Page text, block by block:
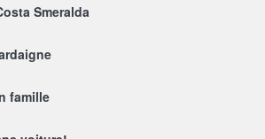
Smeralda
famille